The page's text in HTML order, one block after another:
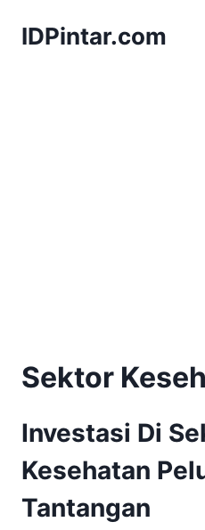
IDPintar.com
Sektor
Investasi Di
Kesehatan
Tantangan